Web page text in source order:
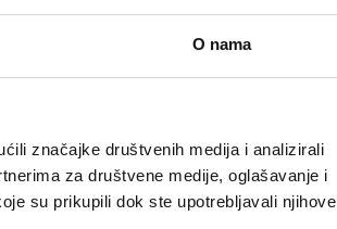
O nama
značajke društvenih medija i analizirali
za društvene medije, oglašavanje i
su prikupili dok ste upotrebljavali njihove